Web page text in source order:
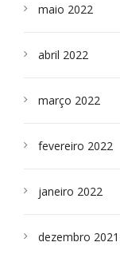
maio 2022
abril 2022
março 2022
fevereiro 2022
janeiro 2022
dezembro 2021